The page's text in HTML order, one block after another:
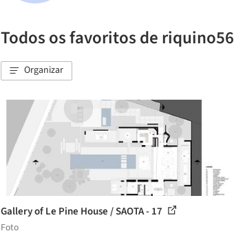
Todos os favoritos de riquino56
Organizar
Gallery of Le Pine House / SAOTA - 17
Foto